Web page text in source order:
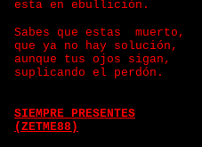
esta en ebullición.
Sabes que estas muerto,
que ya no hay solución,
aunque tus ojos sigan,
suplicando el perdón.
SIEMPRE PRESENTES
(ZETME88)